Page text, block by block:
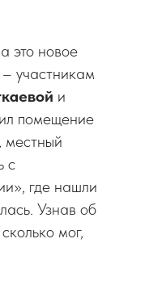
это новое
участникам
и
помещение
местный
с
где нашли
Узнав об
мог,